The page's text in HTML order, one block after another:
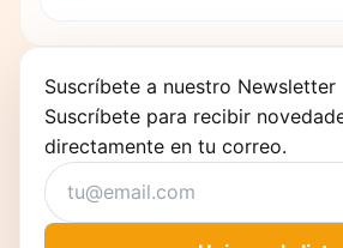
Suscríbete a nuestro Newsletter
Suscríbete para recibir
directamente en tu correo.